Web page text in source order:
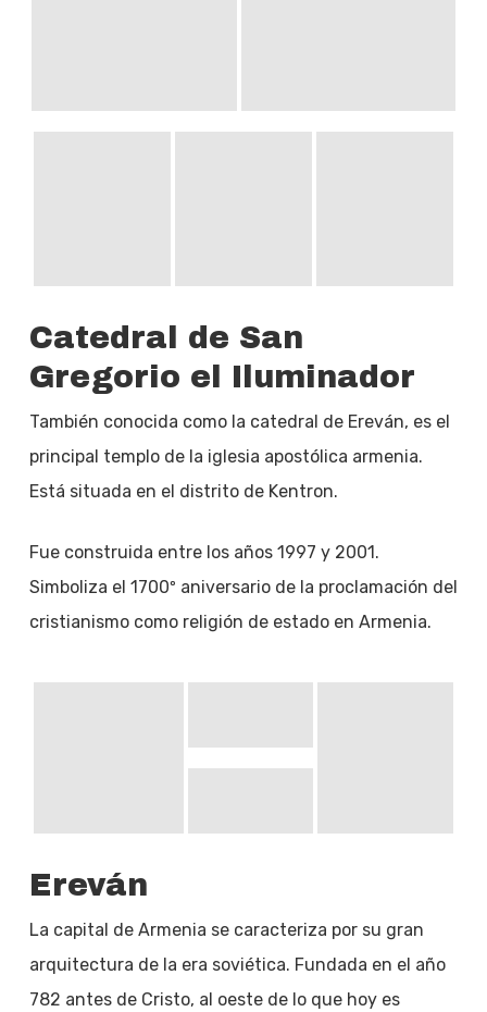
Catedral de San
Gregorio el Iluminador
También conocida como la catedral de Ereván, es el
principal templo de la iglesia apostólica armenia.
Está situada en el distrito de Kentron.
Fue construida entre los años 1997 y 2001.
Simboliza el 1700º aniversario de la proclamación del
cristianismo como religión de estado en Armenia.
Ereván
La capital de Armenia se caracteriza por su gran
arquitectura de la era soviética. Fundada en el año
782 antes de Cristo, al oeste de lo que hoy es